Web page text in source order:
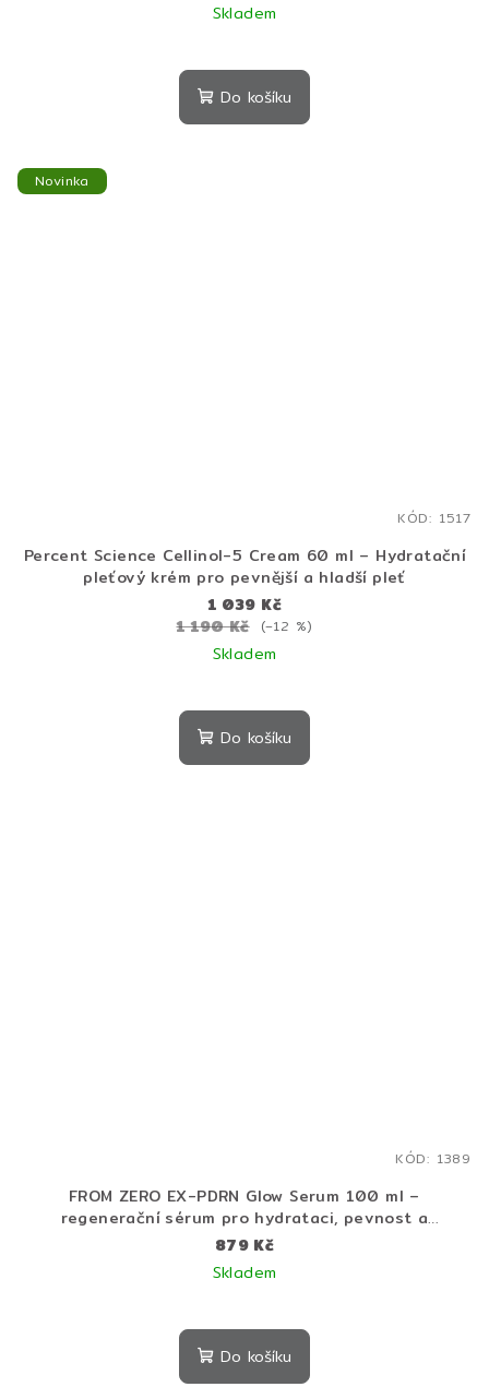
Skladem
Do košíku
Novinka
Percent Science Cellinol-5 Cream 60 ml – Hydratační
pleťový krém pro pevnější a hladší pleť
1 039 Kč
1 190 Kč (–12 %)
Skladem
Do košíku
KÓD: 1517
FROM ZERO EX-PDRN Glow Serum 100 ml –
regenerační sérum pro hydrataci, pevnost a
rozjasnění pleti
879 Kč
Skladem
hodnocení
produktu
Do košíku
KÓD: 1389